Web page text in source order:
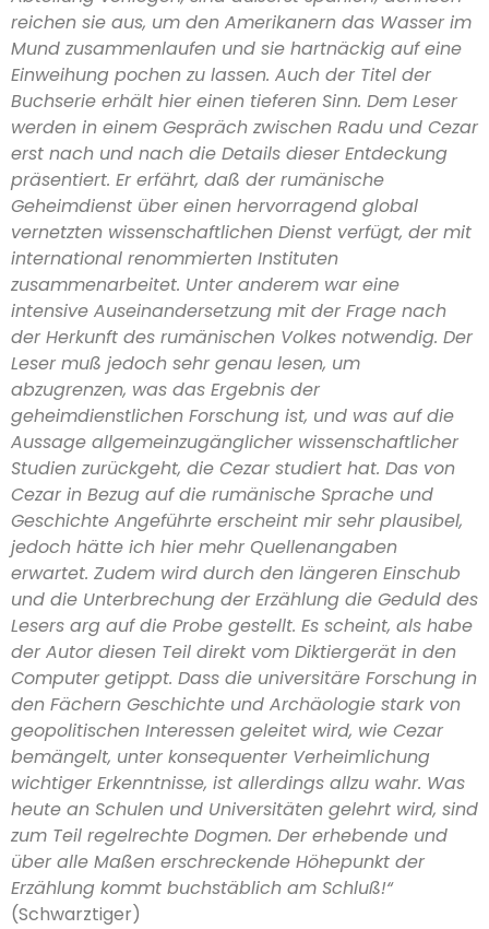
reichen sie aus, um den Amerikanern das Wasser im
Mund zusammenlaufen und sie hartnäckig auf eine
Einweihung pochen zu lassen. Auch der Titel der
Buchserie erhält hier einen tieferen Sinn. Dem Leser
werden in einem Gespräch zwischen Radu und Cezar
erst nach und nach die Details dieser Entdeckung
präsentiert. Er erfährt, daß der rumänische
Geheimdienst über einen hervorragend global
vernetzten wissenschaftlichen Dienst verfügt, der mit
international renommierten Instituten
zusammenarbeitet. Unter anderem war eine
intensive Auseinandersetzung mit der Frage nach
der Herkunft des rumänischen Volkes notwendig. Der
Leser muß jedoch sehr genau lesen, um
abzugrenzen, was das Ergebnis der
geheimdienstlichen Forschung ist, und was auf die
Aussage allgemeinzugänglicher wissenschaftlicher
Studien zurückgeht, die Cezar studiert hat. Das von
Cezar in Bezug auf die rumänische Sprache und
Geschichte Angeführte erscheint mir sehr plausibel,
jedoch hätte ich hier mehr Quellenangaben
erwartet. Zudem wird durch den längeren Einschub
und die Unterbrechung der Erzählung die Geduld des
Lesers arg auf die Probe gestellt. Es scheint, als habe
der Autor diesen Teil direkt vom Diktiergerät in den
Computer getippt. Dass die universitäre Forschung in
den Fächern Geschichte und Archäologie stark von
geopolitischen Interessen geleitet wird, wie Cezar
bemängelt, unter konsequenter Verheimlichung
wichtiger Erkenntnisse, ist allerdings allzu wahr. Was
heute an Schulen und Universitäten gelehrt wird, sind
zum Teil regelrechte Dogmen. Der erhebende und
über alle Maßen erschreckende Höhepunkt der
Erzählung kommt buchstäblich am Schluß!“
(Schwarztiger)